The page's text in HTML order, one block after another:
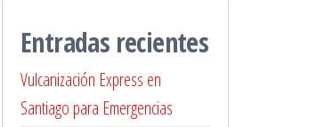
Entradas recientes
Vulcanización Express en
Santiago para Emergencias